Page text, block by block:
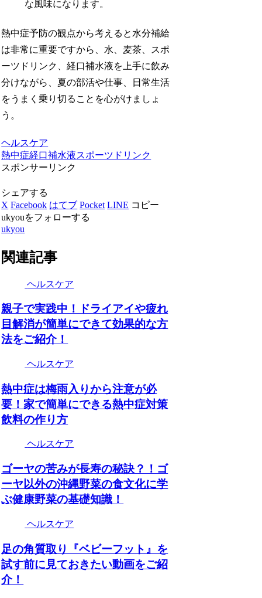
な風味になります。
熱中症予防の観点から考えると水分補給
は非常に重要ですから、水、麦茶、スポ
ーツドリンク、経口補水液を上手に飲み
分けながら、夏の部活や仕事、日常生活
をうまく乗り切ることを心がけましょ
う。
ヘルスケア
熱中症経口補水液スポーツドリンク
スポンサーリンク
シェアする
X Facebook はてブ Pocket LINE コピー
ukyouをフォローする
ukyou
関連記事
ヘルスケア
親子で実践中！ドライアイや疲れ
目解消が簡単にできて効果的な方
法をご紹介！
ヘルスケア
熱中症は梅雨入りから注意が必
要！家で簡単にできる熱中症対策
飲料の作り方
ヘルスケア
ゴーヤの苦みが長寿の秘訣？！ゴ
ーヤ以外の沖縄野菜の食文化に学
ぶ健康野菜の基礎知識！
ヘルスケア
足の角質取り『ベビーフット』を
試す前に見ておきたい動画をご紹
介！